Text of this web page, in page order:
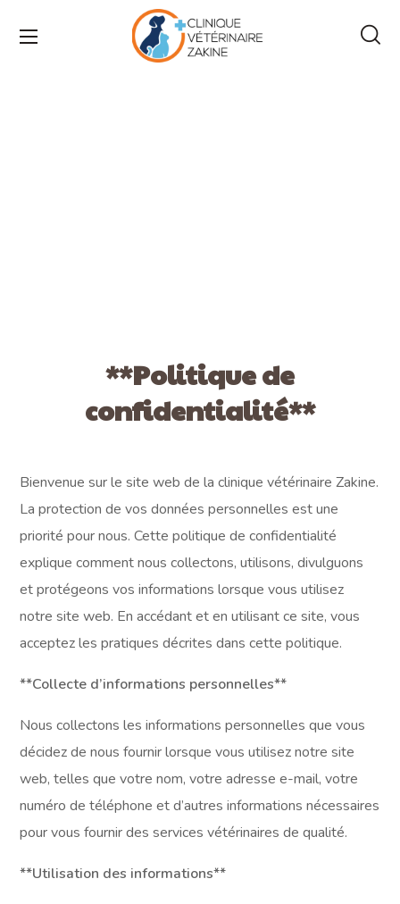
**Politique de
confidentialité**
Bienvenue sur le site web de la clinique vétérinaire Zakine.
La protection de vos données personnelles est une
priorité pour nous. Cette politique de confidentialité
explique comment nous collectons, utilisons, divulguons
et protégeons vos informations lorsque vous utilisez
notre site web. En accédant et en utilisant ce site, vous
acceptez les pratiques décrites dans cette politique.
**Collecte d’informations personnelles**
Nous collectons les informations personnelles que vous
décidez de nous fournir lorsque vous utilisez notre site
web, telles que votre nom, votre adresse e-mail, votre
numéro de téléphone et d’autres informations nécessaires
pour vous fournir des services vétérinaires de qualité.
**Utilisation des informations**